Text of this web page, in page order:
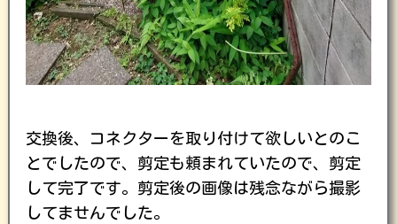
交換後、コネクターを取り付けて欲しいとのこ
とでしたので、剪定も頼まれていたので、剪定
して完了です。剪定後の画像は残念ながら撮影
してませんでした。